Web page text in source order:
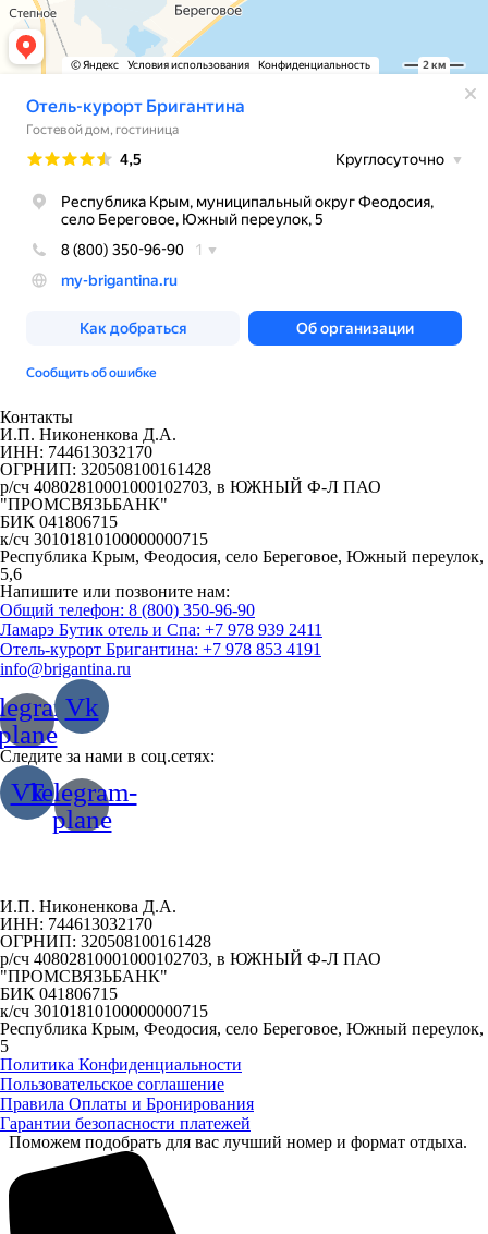
Контакты
И.П. Никоненкова Д.А.
ИНН: 744613032170
ОГРНИП: 320508100161428
р/сч 40802810001000102703, в ЮЖНЫЙ Ф-Л ПАО
"ПРОМСВЯЗЬБАНК"
БИК 041806715
к/сч 30101810100000000715
Республика Крым, Феодосия, село Береговое, Южный переулок,
5,6
Напишите или позвоните нам:
Общий телефон: 8 (800) 350-96-90
Ламарэ Бутик отель и Спа: +7 978 939 2411
Отель-курорт Бригантина: +7 978 853 4191
info@brigantina.ru
Vk
Следите за нами в соц.сетях:
VkTelegram-
plane
И.П. Никоненкова Д.А.
ИНН: 744613032170
ОГРНИП: 320508100161428
р/сч 40802810001000102703, в ЮЖНЫЙ Ф-Л ПАО
"ПРОМСВЯЗЬБАНК"
БИК 041806715
к/сч 30101810100000000715
Республика Крым, Феодосия, село Береговое, Южный переулок,
5
Политика Конфиденциальности
Пользовательское соглашение
Правила Оплаты и Бронирования
Гарантии безопасности платежей
Поможем подобрать для вас лучший номер и формат отдыха.